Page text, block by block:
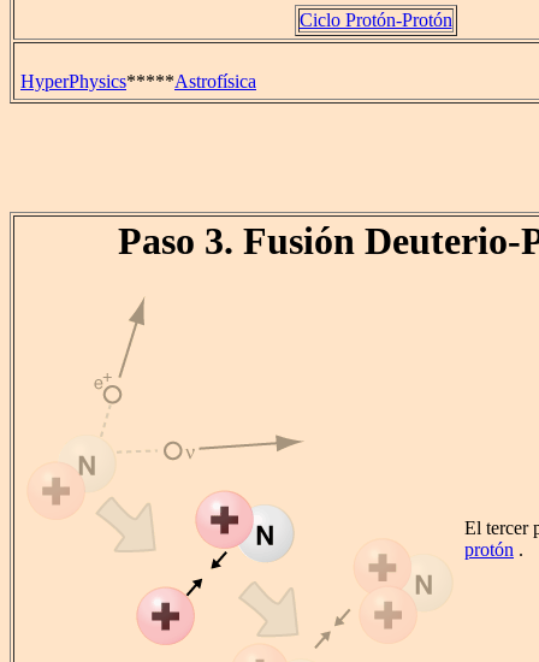
Ciclo Protón-Protón
HyperPhysics*****Astrofísica
Paso 3. Fusión Deuterio-
El tercer
protón .